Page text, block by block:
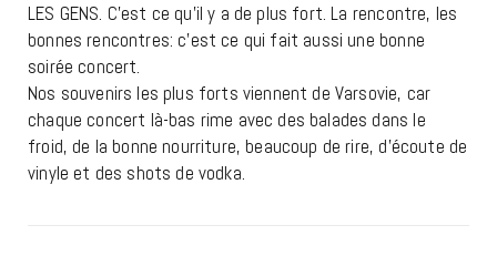
LES GENS. C’est ce qu’il y a de plus fort. La rencontre, les
bonnes rencontres: c’est ce qui fait aussi une bonne
soirée concert.
Nos souvenirs les plus forts viennent de Varsovie, car
chaque concert là-bas rime avec des balades dans le
froid, de la bonne nourriture, beaucoup de rire, d’écoute de
vinyle et des shots de vodka.